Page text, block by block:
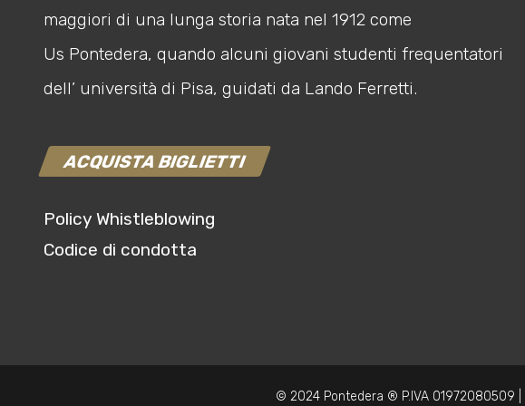
maggiori di una lunga storia nata nel 1912 come
Us Pontedera, quando alcuni giovani studenti frequentatori
dell’ università di Pisa, guidati da Lando Ferretti.
ACQUISTA BIGLIETTI
Policy Whistleblowing
Codice di condotta
© 2024 Pontedera ® P.IVA 01972080509 |